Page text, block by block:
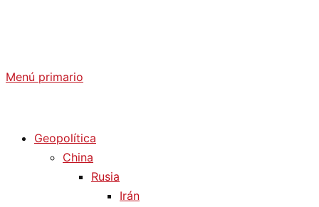
Menú primario
Geopolítica
China
Rusia
Irán